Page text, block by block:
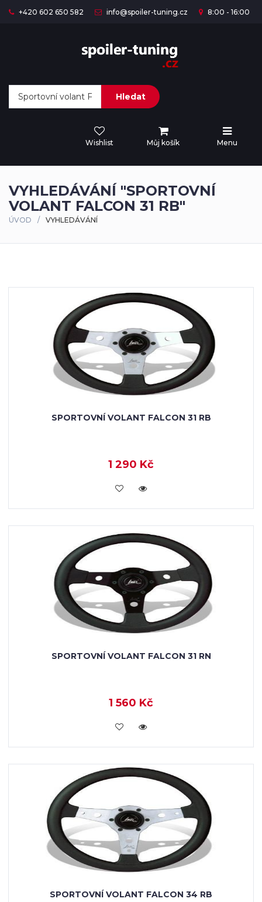
+420 602 650 582 info@spoiler-tuning.cz 8:00 - 16:00
Hledat
Wishlist Můj košík Menu
VYHLEDÁVÁNÍ "SPORTOVNÍ
VOLANT FALCON 31 RB"
ÚVOD VYHLEDÁVÁNÍ
SPORTOVNÍ VOLANT FALCON 31 RB
1 290 Kč
KOUPIT
SPORTOVNÍ VOLANT FALCON 31 RN
1 560 Kč
KOUPIT
SPORTOVNÍ VOLANT FALCON 34 RB